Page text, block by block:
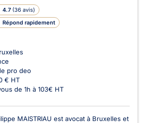
4.7 (36 avis)
Répond rapidement
pro deo
€ HT
de 1h à 103€ HT
MAISTRIAU est avocat à Bruxelles et